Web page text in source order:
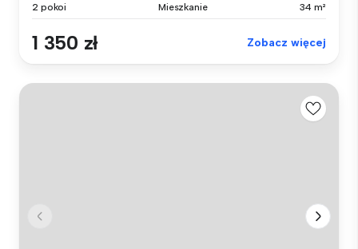
2 pokoi Mieszkanie 34 m²
1 350 zł Zobacz więcej